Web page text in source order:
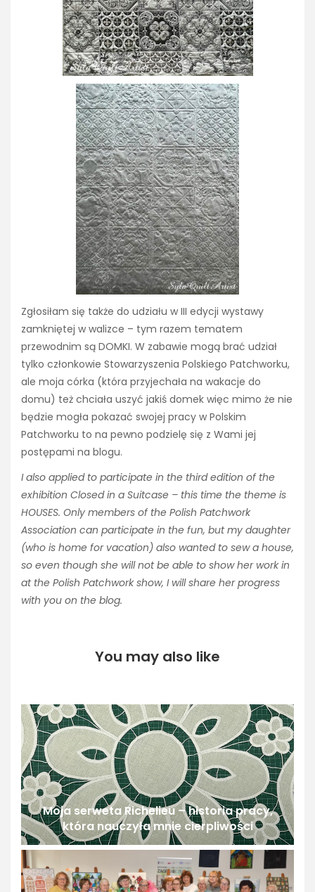
Zgłosiłam się także do udziału w III edycji wystawy
zamkniętej w walizce – tym razem tematem
przewodnim są DOMKI. W zabawie mogą brać udział
tylko członkowie Stowarzyszenia Polskiego Patchworku,
ale moja córka (która przyjechała na wakacje do
domu) też chciała uszyć jakiś domek więc mimo że nie
będzie mogła pokazać swojej pracy w Polskim
Patchworku to na pewno podzielę się z Wami jej
postępami na blogu.
I also applied to participate in the third edition of the
exhibition Closed in a Suitcase – this time the theme is
HOUSES. Only members of the Polish Patchwork
Association can participate in the fun, but my daughter
(who is home for vacation) also wanted to sew a house,
so even though she will not be able to show her work in
at the Polish Patchwork show, I will share her progress
with you on the blog.
You may also like
Moja serweta Richelieu – historia pracy,
która nauczyła mnie cierpliwości